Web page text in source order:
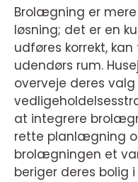
Brolægning er
løsning; det er en
udføres korrekt,
udendørs rum.
overveje deres
at integrere
rette planlægning
brolægningen et
beriger deres bolig